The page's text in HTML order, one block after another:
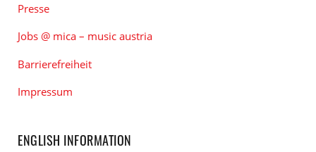
Presse
Jobs @ mica – music austria
Barrierefreiheit
Impressum
ENGLISH INFORMATION